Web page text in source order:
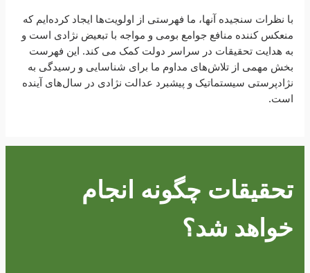
با نظرات سنجیده آنها، ما فهرستی از اولویت‌ها ایجاد کرده‌ایم که
منعکس کننده منافع جوامع بومی و مواجه با تبعیض نژادی است و
به هدایت تحقیقات در سراسر دولت کمک می کند. این فهرست
بخش مهمی از تلاش‌های مداوم ما برای شناسایی و رسیدگی به
نژادپرستی سیستماتیک و پیشبرد عدالت نژادی در سال‌های آینده
است.
تحقیقات چگونه انجام
خواهد شد؟